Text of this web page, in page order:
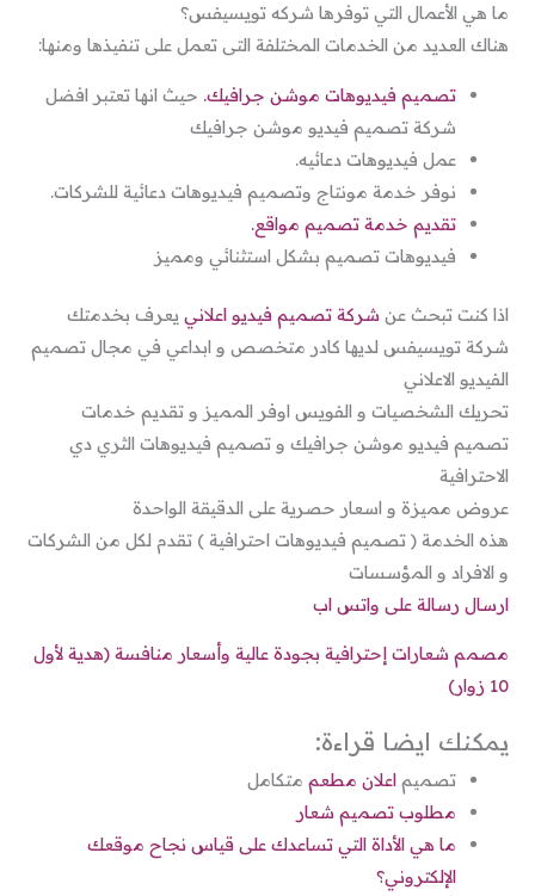
ما هي الأعمال التي توفرها شركه تويسيفس؟
هناك العديد من الخدمات المختلفة التى تعمل على تنفيذها ومنها:
تصميم فيديوهات موشن جرافيك. حيث انها تعتبر افضل
شركة تصميم فيديو موشن جرافيك
عمل فيديوهات دعائيه.
نوفر خدمة مونتاج وتصميم فيديوهات دعائية للشركات.
تقديم خدمة تصميم مواقع.
فيديوهات تصميم بشكل استثنائي ومميز
اذا كنت تبحث عن شركة تصميم فيديو اعلاني يعرف بخدمتك
شركة تويسيفس لديها كادر متخصص و ابداعي في مجال تصميم
الفيديو الاعلاني
تحريك الشخصيات و الفويس اوفر المميز و تقديم خدمات
تصميم فيديو موشن جرافيك و تصميم فيديوهات الثري دي
الاحترافية
عروض مميزة و اسعار حصرية على الدقيقة الواحدة
هذه الخدمة ( تصميم فيديوهات احترافية ) تقدم لكل من الشركات
و الافراد و المؤسسات
ارسال رسالة على واتس اب
مصمم شعارات إحترافية بجودة عالية وأسعار منافسة (هدية لأول
10 زوار)
يمكنك ايضا قراءة:
تصميماعلان مطعم متكامل
مطلوب تصميم شعار
ما هي الأداة التي تساعدك على قياس نجاح موقعك
الإلكتروني؟